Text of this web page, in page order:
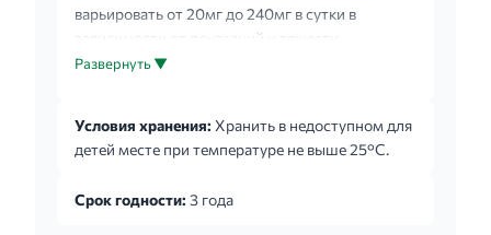
варьировать от 20мг до 240мг в сутки в
зависимости от показаний и тяжести
заболевания. При меньшей степени тяжести
начальная доза. Начальная доза может
поддерживаться на том же уровне или
достигнут необходимый эффект. Если после
Развернуть ▼
Условия хранения: Хранить в недоступном для
детей месте при температуре не выше 25°С.
Срок годности: 3 года